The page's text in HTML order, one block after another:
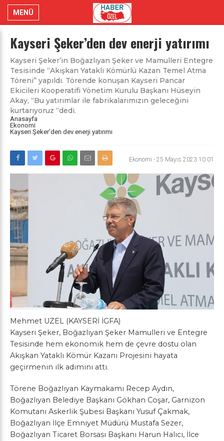
MENÜ
Kayseri Şeker’den dev enerji yatırımı
Kayseri Şeker’in Boğazlıyan Şeker ve Mamulleri Entegre
Tesisinde “Akışkan Yataklı Kömürlü Kazan Temel Atma
Töreni” yapıldı. Törende konuşan Kayseri Pancar
Ekicileri Kooperatifi Yönetim Kurulu Başkanı Hüseyin
Akay, “Bu yatırımlar ile fabrikalarımızın geleceğini
kurtarıyoruz “dedi.
Anasayfa
Ekonomi
Kayseri Şeker’den dev enerji yatırımı
Ekonomi - 25 Mayıs 2023 10:01
Mehmet UZEL (KAYSERİ İGFA)
Kayseri Şeker, Boğazlıyan Şeker Mamulleri ve Entegre
Tesisinde hem ekonomik hem de çevre dostu olan
Akışkan Yataklı Kömür Kazanı Projesini hayata
geçirmenin ilk adımını attı.
Törene Boğazlıyan Kaymakamı Recep Aydın,
Boğazlıyan Belediye Başkanı Gökhan Coşar, Garnizon
Komutanı Askerlik Şubesi Başkanı Yusuf Çakmak,
Boğazlıyan İlçe Emniyet Müdürü Mustafa Sezer,
Boğazlıyan Ticaret Borsası Başkanı Harun Halıcı, İlce